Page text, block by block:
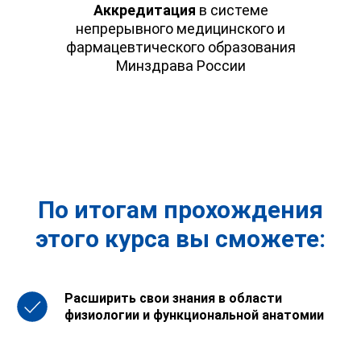
Аккредитация в системе
непрерывного медицинского и
фармацевтического образования
Минздрава России
По итогам прохождения
этого курса вы сможете:
Расширить свои знания в области
физиологии и функциональной анатомии